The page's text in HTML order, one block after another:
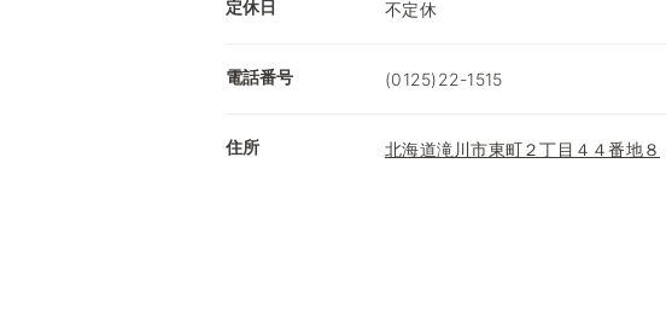
定休日 不定休
電話番号 (0125)22-1515
住所 北海道滝川市東町２丁目４４番地８